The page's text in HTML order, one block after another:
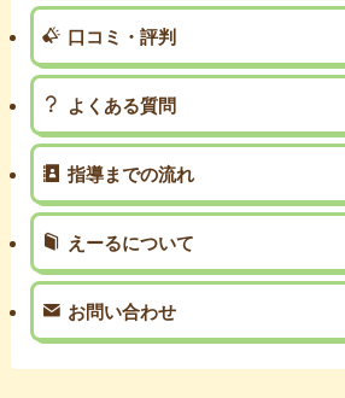
口コミ・評判
よくある質問
指導までの流れ
えーるについて
お問い合わせ